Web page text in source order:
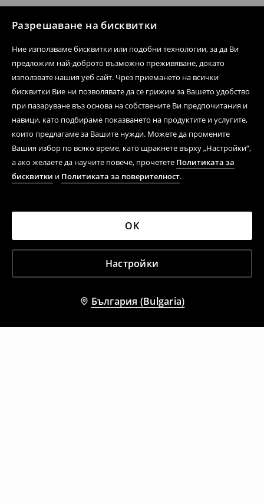
Разрешаване на бисквитки
Ние използваме бисквитки или подобни технологии, за да Ви
предложим най-доброто възможно преживяване, докато
използвате нашия уеб сайт. Чрез приемането на всички
бисквитки Вие ни позволявате да се грижим за Вашето удобство
при пазаруване въз основа на собствените Ви предпочитания и
навици, като подбираме показването на продуктите и услугите,
които предлагаме за Вашите нужди. Можете да промените
Вашия избор по всяко време, като щракнете върху „Настройки“,
а ако желаете да научите повече, прочетете Политиката за
бисквитки и Политиката за поверителност.
Настройки
OK
България (Bulgaria)